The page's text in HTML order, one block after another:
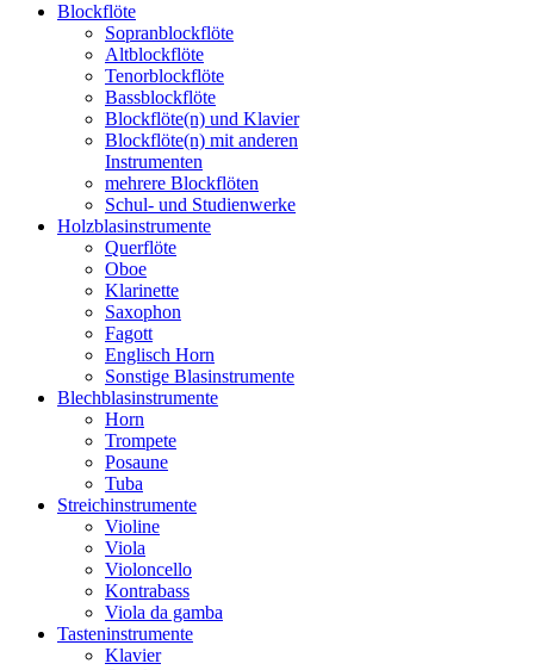
Blockflöte
Sopranblockflöte
Altblockflöte
Tenorblockflöte
Bassblockflöte
Blockflöte(n) und Klavier
Blockflöte(n) mit anderen
Instrumenten
mehrere Blockflöten
Schul- und Studienwerke
Holzblasinstrumente
Querflöte
Oboe
Klarinette
Saxophon
Fagott
Englisch Horn
Sonstige Blasinstrumente
Blechblasinstrumente
Horn
Trompete
Posaune
Tuba
Streichinstrumente
Violine
Viola
Violoncello
Kontrabass
Viola da gamba
Tasteninstrumente
Klavier